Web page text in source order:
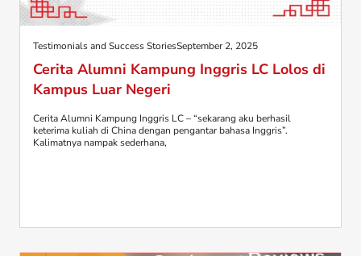
Testimonials and Success StoriesSeptember 2, 2025
Cerita Alumni Kampung Inggris LC Lolos di
Kampus Luar Negeri
Cerita Alumni Kampung Inggris LC – “sekarang aku berhasil
keterima kuliah di China dengan pengantar bahasa Inggris”.
Kalimatnya nampak sederhana,